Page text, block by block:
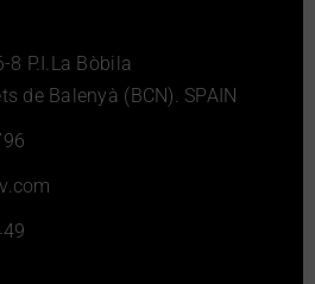
8 P.I.La Bòbila
de Balenyà (BCN). SPAIN